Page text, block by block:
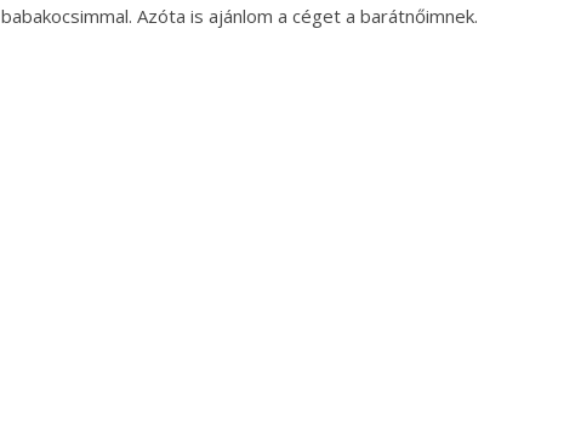
babakocsimmal. Azóta is ajánlom a céget a barátnőimnek.